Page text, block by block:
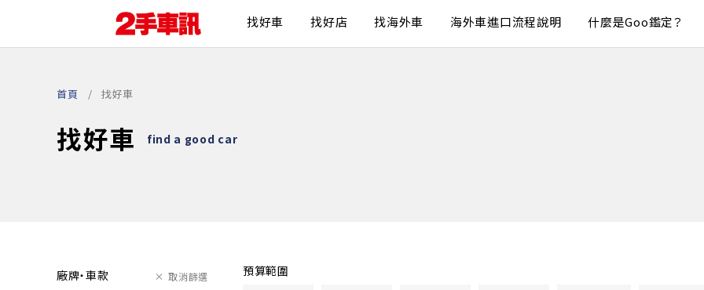
找好車 找好店 找海外車 海外車進口流程說明 什麼是Goo鑑定？
首頁 找好車
找好車 find a good car
廠牌・車款
取消篩選
預算範圍